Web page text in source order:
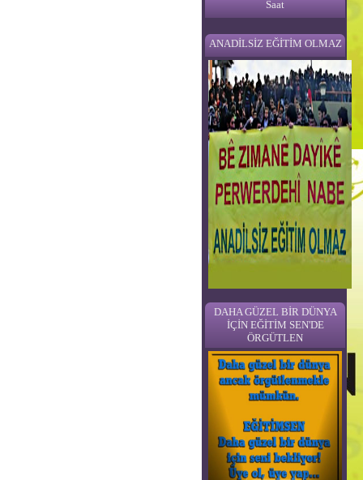
Saat
ANADİLSİZ EĞİTİM OLMAZ
DAHA GÜZEL BİR DÜNYA
İÇİN EĞİTİM SEN'DE
ÖRGÜTLEN